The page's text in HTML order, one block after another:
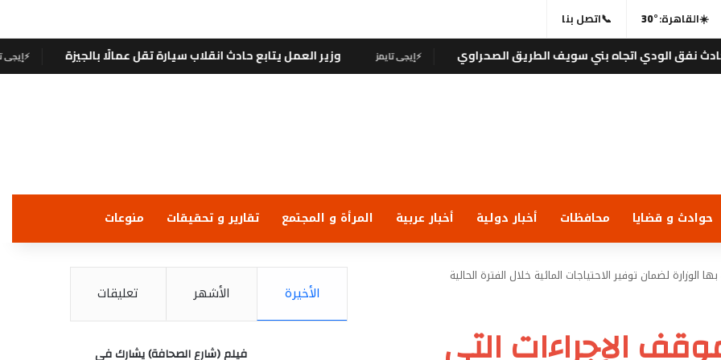
☀️القاهرة:30°
📞اتصل بنا
اتجاه بني سويف الطريق الصحراوي ⚡إيجى تايمز وزير العمل يتابع حادث انقلاب سيارة تقل عمالًا بالجيزة ⚡إيجى تايمز
حوادث و قضايا محافظات أخبار دولية أخبار عربية المرأة و المجتمع تقارير و تحقيقات منوعات
الوزارة لضمان توفير الاحتياجات المائية خلال الفترة الحالية
الإجراءات التي
الأخيرة الأشهر تعليقات
فيلم (شارع الصحافة) يشارك في